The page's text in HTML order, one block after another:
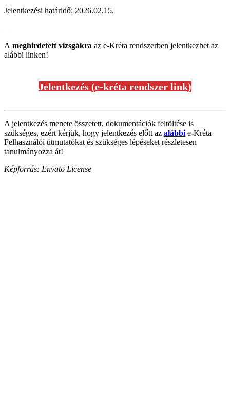
Jelentkezési határidő: 2026.02.15.
–
A meghirdetett vizsgákra az e-Kréta rendszerben jelentkezhet az
alábbi linken!
Jelentkezés (e-kréta rendszer link)
A jelentkezés menete összetett, dokumentációk feltöltése is
szükséges, ezért kérjük, hogy jelentkezés előtt az alábbie-Kréta
Felhasználói útmutatókat és szükséges lépéseket részletesen
tanulmányozza át!
Képforrás: Envato License